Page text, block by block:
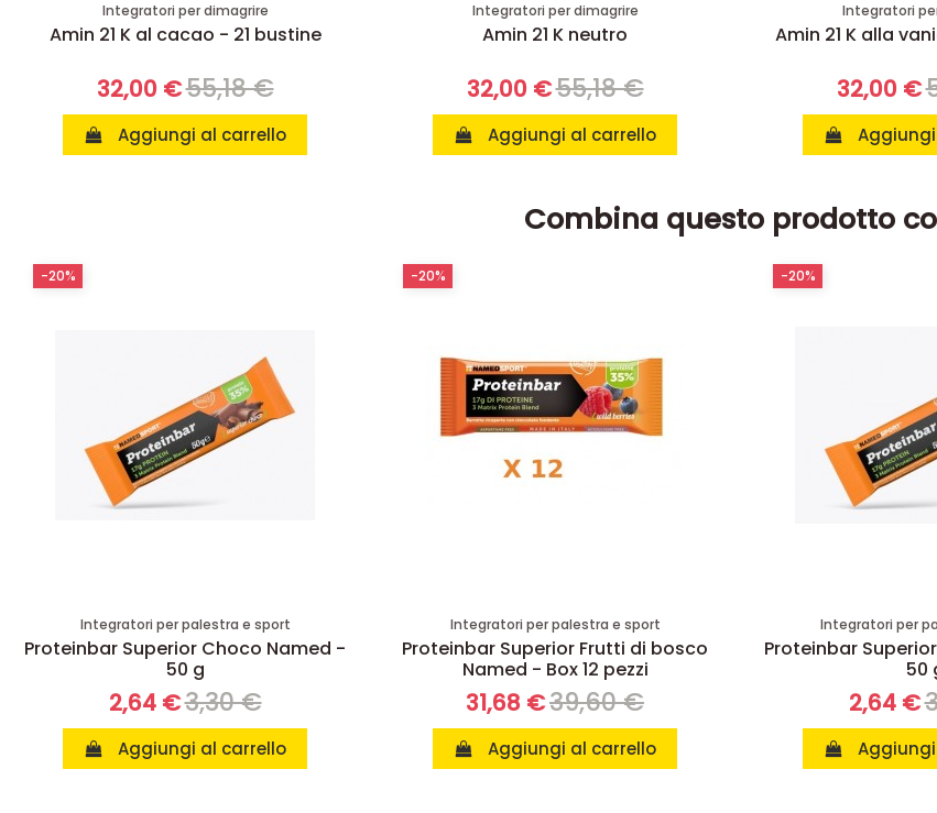
Integratori per dimagrire
Amin 21 K al cacao - 21 bustine
32,00 €55,18 €
Aggiungi al carrello
Integratori per dimagrire
Amin 21 K neutro
32,00 €55,18 €
Aggiungi al carrello
Integratori
Amin 21 K alla
32,00 €
Combina questo prodotto
Integratori per palestra e sport
Proteinbar Superior Choco Named -
50 g
2,64 €3,30 €
Aggiungi al carrello
-20%
Integratori per palestra e sport
Proteinbar Superior Frutti di bosco
Named - Box 12 pezzi
31,68 €39,60 €
Aggiungi al carrello
-20%
Integratori per
Proteinbar
50
2,64 €
-20%